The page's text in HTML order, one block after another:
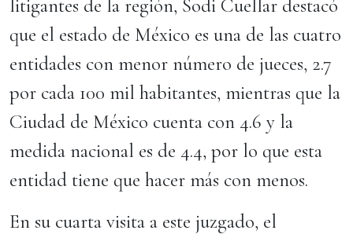
litigantes de la región, Sodi Cuellar destacó
que el estado de México es una de las cuatro
entidades con menor número de jueces, 2.7
por cada 100 mil habitantes, mientras que la
Ciudad de México cuenta con 4.6 y la
medida nacional es de 4.4, por lo que esta
entidad tiene que hacer más con menos.
En su cuarta visita a este juzgado, el